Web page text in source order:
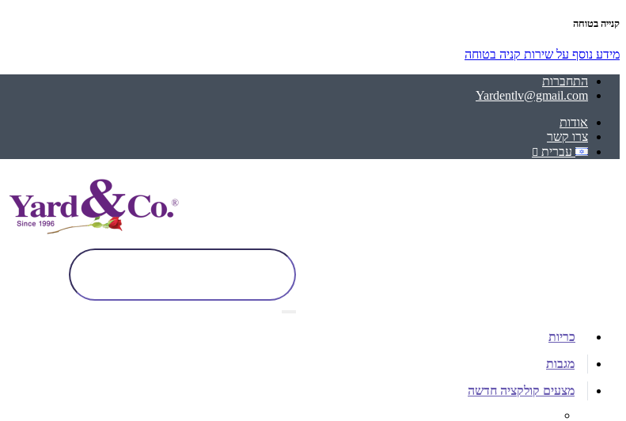
קנייה בטוחה
מידע נוסף על שירות קניה בטוחה
התחברות
Yardentlv@gmail.com
אודות
צרו קשר
עברית
כריות
מגבות
מצעים קולקציה חדשה